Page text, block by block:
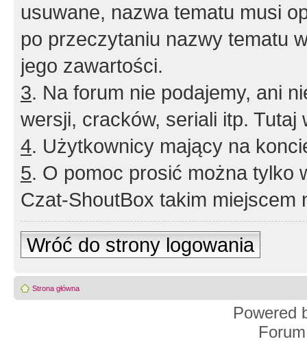
usuwane, nazwa tematu musi
po przeczytaniu nazwy tematu
jego zawartości.
3. Na forum nie podajemy, ani
wersji, cracków, seriali itp. Tutaj
4. Użytkownicy mający na
5. O pomoc prosić można tylko
Czat-ShoutBox takim miejscem
Wróć do strony logowania
Strona główna
Powered